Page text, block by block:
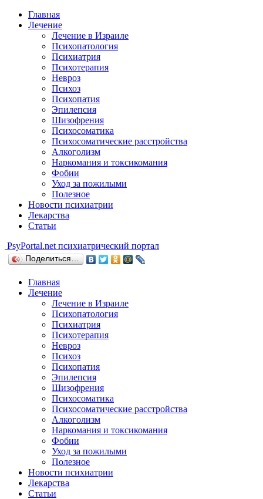
Главная
Лечение
Лечение в Израиле
Психопатология
Психиатрия
Психотерапия
Невроз
Психоз
Психопатия
Эпилепсия
Шизофрения
Психосоматика
Психосоматические расстройства
Алкоголизм
Наркомания и токсикомания
Фобии
Уход за пожилыми
Полезное
Новости психиатрии
Лекарства
Статьи
PsyPortal.net психиатрический портал
Поделиться…
Главная
Лечение
Лечение в Израиле
Психопатология
Психиатрия
Психотерапия
Невроз
Психоз
Психопатия
Эпилепсия
Шизофрения
Психосоматика
Психосоматические расстройства
Алкоголизм
Наркомания и токсикомания
Фобии
Уход за пожилыми
Полезное
Новости психиатрии
Лекарства
Статьи